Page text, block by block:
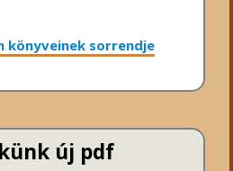
könyveinek sorrendje
új pdf